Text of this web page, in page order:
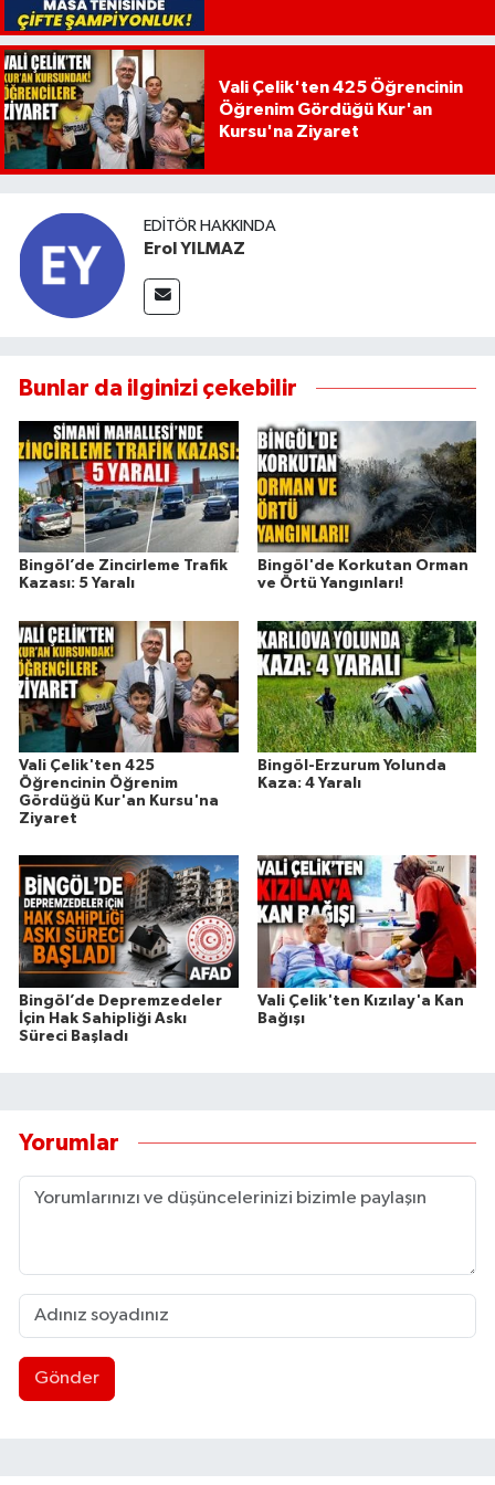
Vali Çelik'ten 425 Öğrencinin
Öğrenim Gördüğü Kur'an
Kursu'na Ziyaret
EDITÖR HAKKINDA
Erol YILMAZ
Bunlar da ilginizi çekebilir
Bingöl’de Zincirleme Trafik
Kazası: 5 Yaralı
Bingöl'de Korkutan Orman
ve Örtü Yangınları!
Vali Çelik'ten 425
Öğrencinin Öğrenim
Gördüğü Kur'an Kursu'na
Ziyaret
Bingöl-Erzurum Yolunda
Kaza: 4 Yaralı
Bingöl’de Depremzedeler
İçin Hak Sahipliği Askı
Süreci Başladı
Vali Çelik'ten Kızılay'a Kan
Bağışı
Yorumlar
Gönder